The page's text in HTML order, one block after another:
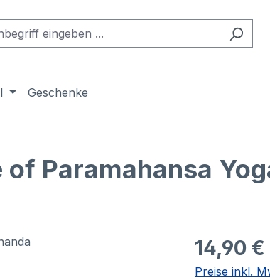
Geschenke
Paramahansa
14,90 €
Preise inkl.